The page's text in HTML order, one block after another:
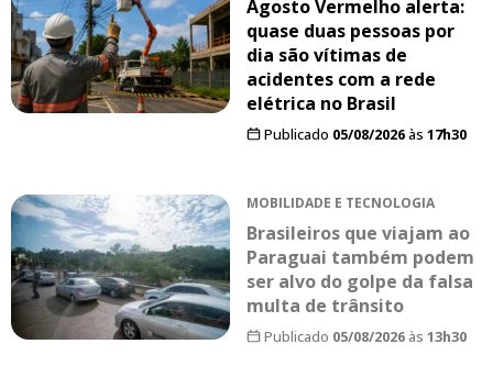
Agosto Vermelho alerta:
quase duas pessoas por
dia são vítimas de
acidentes com a rede
elétrica no Brasil
Publicado 05/08/2026às 17h30
MOBILIDADE E TECNOLOGIA
Brasileiros que viajam ao
Paraguai também podem
ser alvo do golpe da falsa
multa de trânsito
Publicado 05/08/2026às 13h30